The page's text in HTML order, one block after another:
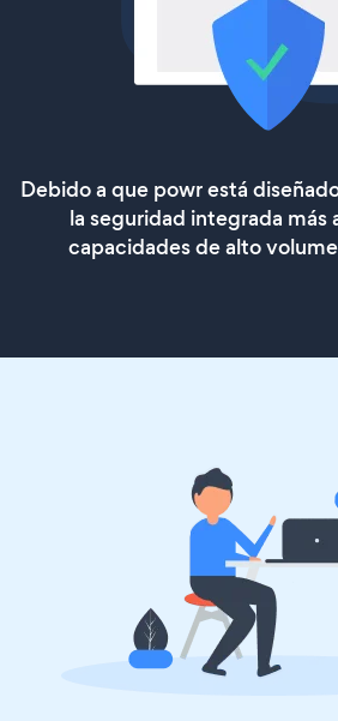
Debido a que powr está
la seguridad integrada más
capacidades de alto